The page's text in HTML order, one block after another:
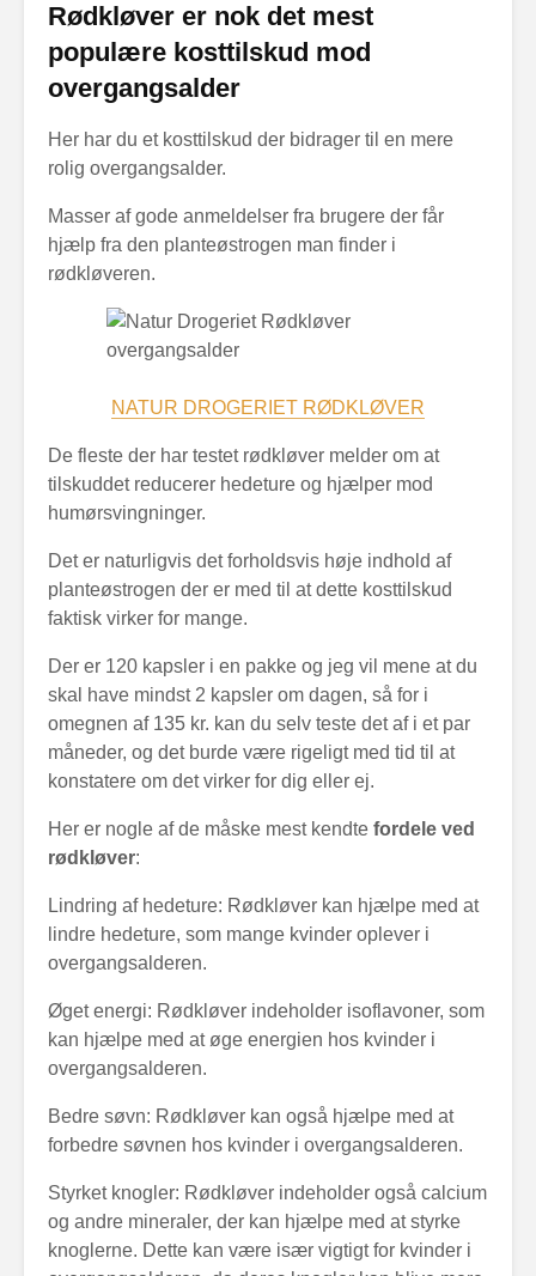
Rødkløver er nok det mest
populære kosttilskud mod
overgangsalder
Her har du et kosttilskud der bidrager til en mere
rolig overgangsalder.
Masser af gode anmeldelser fra brugere der får
hjælp fra den planteøstrogen man finder i
rødkløveren.
NATUR DROGERIET RØDKLØVER
De fleste der har testet rødkløver melder om at
tilskuddet reducerer hedeture og hjælper mod
humørsvingninger.
Det er naturligvis det forholdsvis høje indhold af
planteøstrogen der er med til at dette kosttilskud
faktisk virker for mange.
Der er 120 kapsler i en pakke og jeg vil mene at du
skal have mindst 2 kapsler om dagen, så for i
omegnen af 135 kr. kan du selv teste det af i et par
måneder, og det burde være rigeligt med tid til at
konstatere om det virker for dig eller ej.
Her er nogle af de måske mest kendte fordele ved
rødkløver:
Lindring af hedeture: Rødkløver kan hjælpe med at
lindre hedeture, som mange kvinder oplever i
overgangsalderen.
Øget energi: Rødkløver indeholder isoflavoner, som
kan hjælpe med at øge energien hos kvinder i
overgangsalderen.
Bedre søvn: Rødkløver kan også hjælpe med at
forbedre søvnen hos kvinder i overgangsalderen.
Styrket knogler: Rødkløver indeholder også calcium
og andre mineraler, der kan hjælpe med at styrke
knoglerne. Dette kan være især vigtigt for kvinder i